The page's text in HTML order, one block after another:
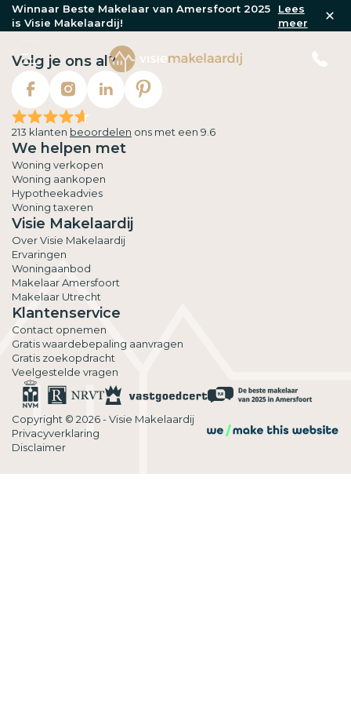
Winnaar Beste Makelaar van Amersfoort 2025
is Visie Makelaardij!
Lees
meer
Volg je ons al?
213 klanten beoordelen ons met een 9.6
We helpen met
Woning verkopen
Woning aankopen
Hypotheekadvies
Woning taxeren
Visie Makelaardij
Over Visie Makelaardij
Ervaringen
Woningaanbod
Makelaar Amersfoort
Makelaar Utrecht
Klantenservice
Contact opnemen
Gratis waardebepaling aanvragen
Gratis zoekopdracht
Veelgestelde vragen
Copyright © 2026 - Visie Makelaardij
Privacyverklaring
Disclaimer